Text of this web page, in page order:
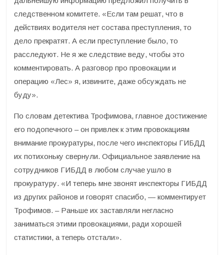
следственном комитете. «Если там решат, что в
действиях водителя нет состава преступления, то
дело прекратят. А если преступление было, то
расследуют. Не я же следствие веду, чтобы это
комментировать. А разговор про провокации и
операцию «Лес» я, извините, даже обсуждать не
буду».
По словам детектива Трофимова, главное достижение
его подопечного – он привлек к этим провокациям
внимание прокуратуры, после чего инспекторы ГИБДД
их потихоньку свернули. Официальное заявление на
сотрудников ГИБДД в любом случае ушло в
прокуратуру. «И теперь мне звонят инспекторы ГИБДД
из других районов и говорят спасибо, — комментирует
Трофимов. – Раньше их заставляли негласно
заниматься этими провокациями, ради хорошей
статистики, а теперь отстали».